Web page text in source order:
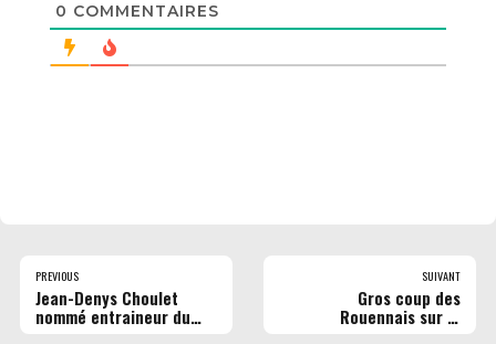
0 COMMENTAIRES
PREVIOUS
Jean-Denys Choulet
nommé entraineur du
SUIVANT
Gros coup des
Rouennais sur le